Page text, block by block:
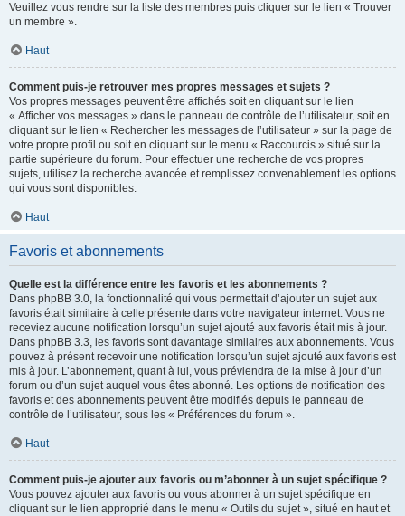
Veuillez vous rendre sur la liste des membres puis cliquer sur le lien « Trouver
un membre ».
Haut
Comment puis-je retrouver mes propres messages et sujets ?
Vos propres messages peuvent être affichés soit en cliquant sur le lien
« Afficher vos messages » dans le panneau de contrôle de l’utilisateur, soit en
cliquant sur le lien « Rechercher les messages de l’utilisateur » sur la page de
votre propre profil ou soit en cliquant sur le menu « Raccourcis » situé sur la
partie supérieure du forum. Pour effectuer une recherche de vos propres
sujets, utilisez la recherche avancée et remplissez convenablement les options
qui vous sont disponibles.
Haut
Favoris et abonnements
Quelle est la différence entre les favoris et les abonnements ?
Dans phpBB 3.0, la fonctionnalité qui vous permettait d’ajouter un sujet aux
favoris était similaire à celle présente dans votre navigateur internet. Vous ne
receviez aucune notification lorsqu’un sujet ajouté aux favoris était mis à jour.
Dans phpBB 3.3, les favoris sont davantage similaires aux abonnements. Vous
pouvez à présent recevoir une notification lorsqu’un sujet ajouté aux favoris est
mis à jour. L’abonnement, quant à lui, vous préviendra de la mise à jour d’un
forum ou d’un sujet auquel vous êtes abonné. Les options de notification des
favoris et des abonnements peuvent être modifiés depuis le panneau de
contrôle de l’utilisateur, sous les « Préférences du forum ».
Haut
Comment puis-je ajouter aux favoris ou m’abonner à un sujet spécifique ?
Vous pouvez ajouter aux favoris ou vous abonner à un sujet spécifique en
cliquant sur le lien approprié dans le menu « Outils du sujet », situé en haut et